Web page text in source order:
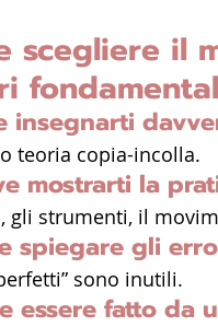
scegliere il
insegnarti
teoria copia-incolla.
mostrarti la
gli strumenti, il
spiegare gli
sono inutili.
essere fatto da